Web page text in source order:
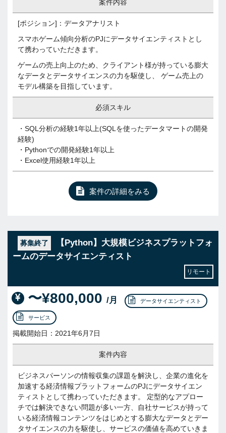
案件内容
[ポジション]：データアナリスト
スマホゲーム傾向分析のPJにデータサイエンティストとし
て携わっていただきます。
ゲームの売上向上のため、クライアント様が持っている膨大
なデータとデータサイエンスの力を駆使し、 ゲーム売上の
モデル構築を目指しています。
必須スキル
・SQL分析の経験1年以上(SQLを使ったデータマートの開発
経験)
・Pythonでの開発経験1年以上
・Excel使用経験1年以上
案件の詳細をみる
募集終了
【Python】大規模ビジネスプラットフォ
ームのデータサイエンティスト
リモート
〜¥800,000 /月 データサイエンティスト
サービス
掲載開始日：2021年6月7日
案件内容
ビジネスパーソンの情報収集の課題を解決し、企業の進化を
加速する経済情報プラットフォームのPJにデータサイエン
ティストとして携わっていただきます。 定型的なアプロー
チでは解決できない問題が多い一方、自社サービスが持って
いる経済情報コンテンツをはじめとする膨大なデータとデー
タサイエンスの力を駆使し、サービスの価値を高めていきま